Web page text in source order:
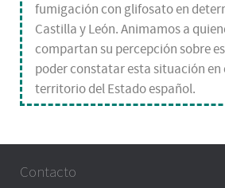
fumigación con glifosato en
Castilla y León. Animamos a
compartan su percepción sobre
poder constatar esta situación
territorio del Estado español.
Contacto